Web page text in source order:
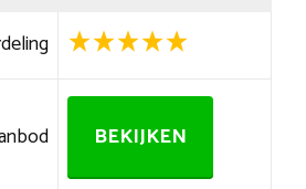
BEKIJKEN